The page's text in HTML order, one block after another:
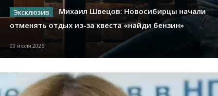
Михаил Швецов: Новосибирцы начали
отменять отдых из-за квеста «найди бензин»
09 июля 2026